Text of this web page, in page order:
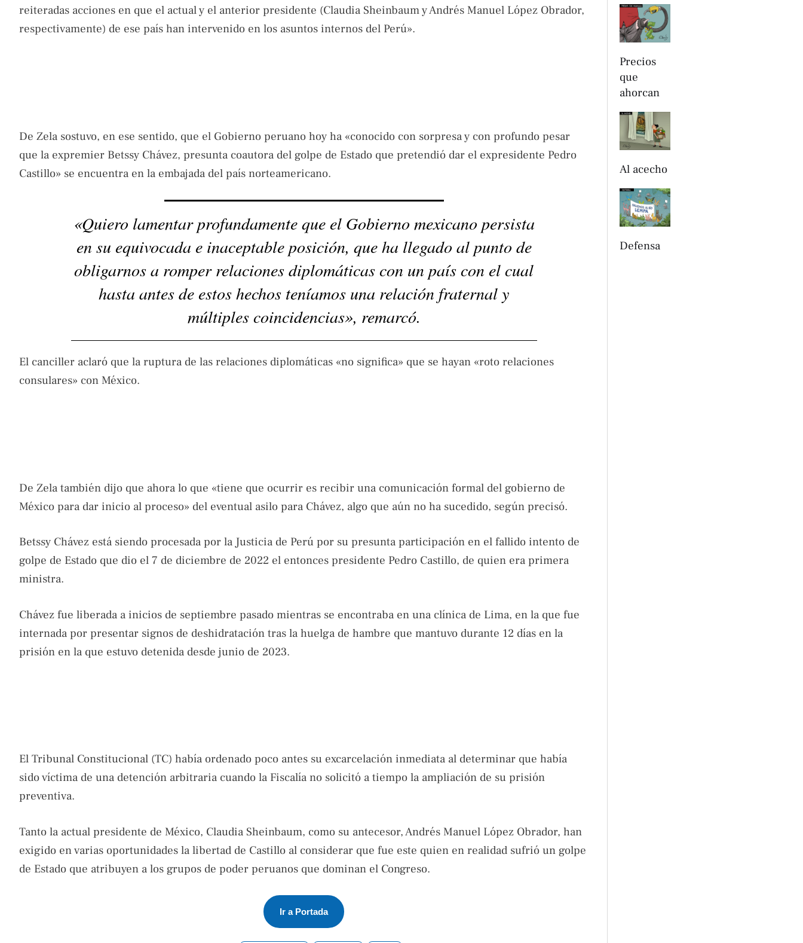
reiteradas acciones en que el actual y el anterior presidente (Claudia Sheinbaum y Andrés Manuel López Obrador,
respectivamente) de ese país han intervenido en los asuntos internos del Perú».
De Zela sostuvo, en ese sentido, que el Gobierno peruano hoy ha «conocido con sorpresa y con profundo pesar
que la expremier Betssy Chávez, presunta coautora del golpe de Estado que pretendió dar el expresidente Pedro
Castillo» se encuentra en la embajada del país norteamericano.
«Quiero lamentar profundamente que el Gobierno mexicano persista
en su equivocada e inaceptable posición, que ha llegado al punto de
obligarnos a romper relaciones diplomáticas con un país con el cual
hasta antes de estos hechos teníamos una relación fraternal y
múltiples coincidencias», remarcó.
El canciller aclaró que la ruptura de las relaciones diplomáticas «no significa» que se hayan «roto relaciones
consulares» con México.
De Zela también dijo que ahora lo que «tiene que ocurrir es recibir una comunicación formal del gobierno de
México para dar inicio al proceso» del eventual asilo para Chávez, algo que aún no ha sucedido, según precisó.
Betssy Chávez está siendo procesada por la Justicia de Perú por su presunta participación en el fallido intento de
golpe de Estado que dio el 7 de diciembre de 2022 el entonces presidente Pedro Castillo, de quien era primera
ministra.
Chávez fue liberada a inicios de septiembre pasado mientras se encontraba en una clínica de Lima, en la que fue
internada por presentar signos de deshidratación tras la huelga de hambre que mantuvo durante 12 días en la
prisión en la que estuvo detenida desde junio de 2023.
El Tribunal Constitucional (TC) había ordenado poco antes su excarcelación inmediata al determinar que había
sido víctima de una detención arbitraria cuando la Fiscalía no solicitó a tiempo la ampliación de su prisión
preventiva.
Tanto la actual presidente de México, Claudia Sheinbaum, como su antecesor, Andrés Manuel López Obrador, han
exigido en varias oportunidades la libertad de Castillo al considerar que fue este quien en realidad sufrió un golpe
de Estado que atribuyen a los grupos de poder peruanos que dominan el Congreso.
Ir a Portada
Precios
que
ahorcan
Al acecho
Defensa